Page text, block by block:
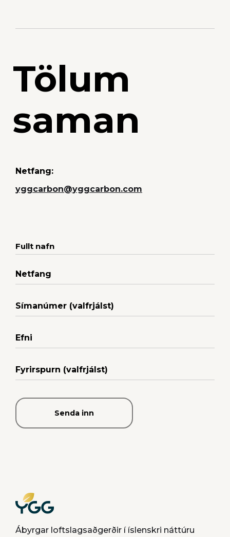
jafna losun sína í grænu bókhaldi.
Tölum
saman
Netfang:
yggcarbon@yggcarbon.com
Ábyrgar loftslagsaðgerðir í íslenskri náttúru